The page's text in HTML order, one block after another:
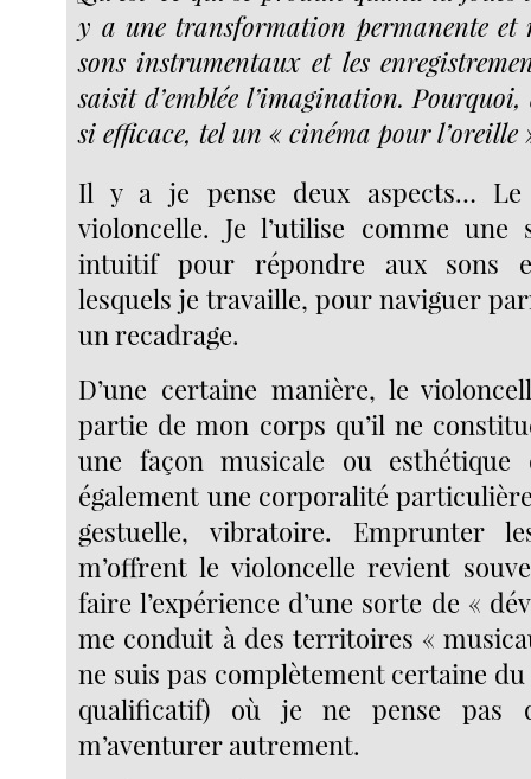
y a une transformation permanente et
sons instrumentaux et les
saisit d’emblée l’imagination.
si efficace, tel un « cinéma pour l’oreille
Il y a je pense deux aspects…
violoncelle. Je l’utilise comme une
intuitif pour répondre aux sons
lesquels je travaille, pour naviguer
un recadrage.
D’une certaine manière, le
partie de mon corps qu’il ne
une façon musicale ou esthétique
également une corporalité
gestuelle, vibratoire. Emprunter
m’offrent le violoncelle revient
faire l’expérience d’une sorte de «
me conduit à des territoires «
ne suis pas complètement certaine
qualificatif) où je ne pense pas
m’aventurer autrement.